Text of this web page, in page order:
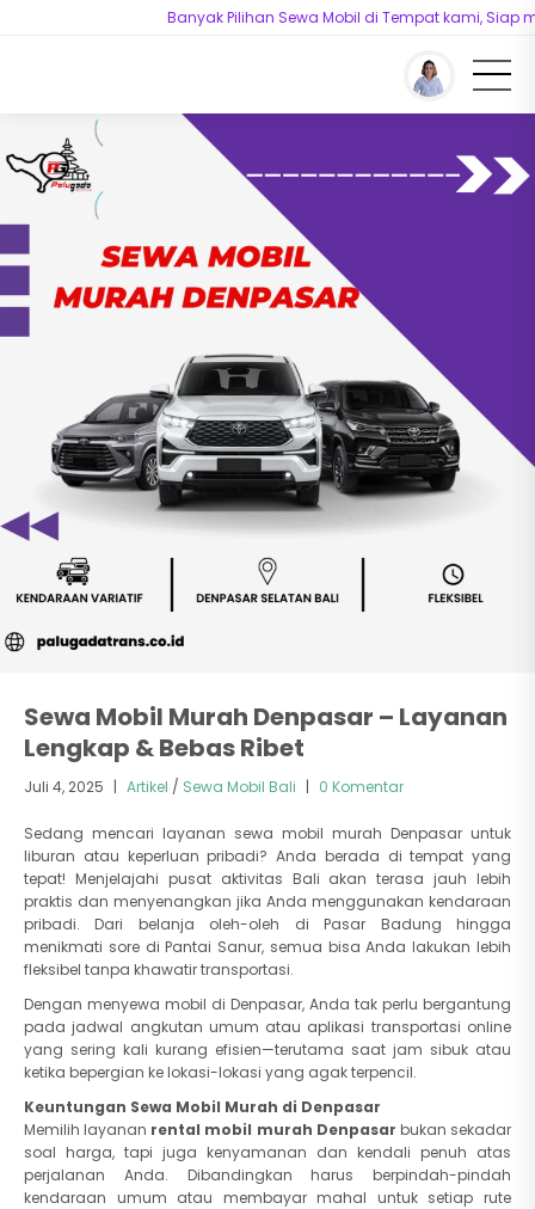
Banyak Pilihan Sewa Mobil di Tempat kami, Siap
Beranda/Artikel/Sewa Mobil Murah Denpasar – Layanan
Sewa Mobil Murah Denpasar – Layanan
Lengkap & Bebas Ribet
Juli 4, 2025 | Artikel / Sewa Mobil Bali | 0 Komentar
Sedang mencari layanan sewa mobil murah Denpasar untuk
liburan atau keperluan pribadi? Anda berada di tempat yang
tepat! Menjelajahi pusat aktivitas Bali akan terasa jauh lebih
praktis dan menyenangkan jika Anda menggunakan kendaraan
pribadi. Dari belanja oleh-oleh di Pasar Badung hingga
menikmati sore di Pantai Sanur, semua bisa Anda lakukan lebih
fleksibel tanpa khawatir transportasi.
Dengan menyewa mobil di Denpasar, Anda tak perlu bergantung
pada jadwal angkutan umum atau aplikasi transportasi online
yang sering kali kurang efisien—terutama saat jam sibuk atau
ketika bepergian ke lokasi-lokasi yang agak terpencil.
Keuntungan Sewa Mobil Murah di Denpasar
Memilih layanan rental mobil murah Denpasar bukan sekadar
soal harga, tapi juga kenyamanan dan kendali penuh atas
perjalanan Anda. Dibandingkan harus berpindah-pindah
kendaraan umum atau membayar mahal untuk setiap rute